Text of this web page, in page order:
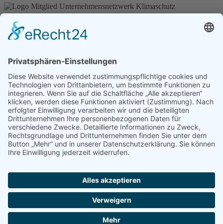
Cookie-Einstellungen
Webdesign & SEO byIK-Websites
Startseite
Unternehmen
Bauen
Fomulare/Prospekte
Karriere
Presse / News